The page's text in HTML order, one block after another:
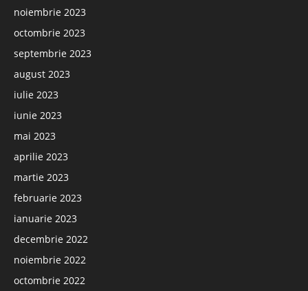
noiembrie 2023
octombrie 2023
septembrie 2023
august 2023
iulie 2023
iunie 2023
mai 2023
aprilie 2023
martie 2023
februarie 2023
ianuarie 2023
decembrie 2022
noiembrie 2022
octombrie 2022